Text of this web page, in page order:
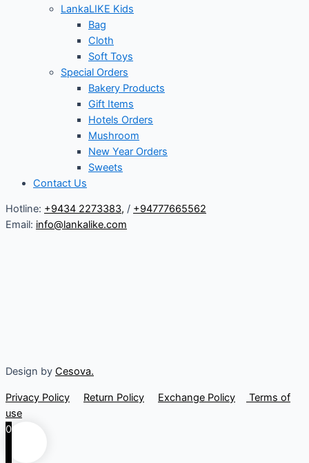
LankaLIKE Kids
Bag
Cloth
Soft Toys
Special Orders
Bakery Products
Gift Items
Hotels Orders
Mushroom
New Year Orders
Sweets
Contact Us
Hotline: +9434 2273383, / +94777665562
Email: info@lankalike.com
Design by Cesova.
Privacy Policy Return Policy Exchange Policy
Terms of
use
0